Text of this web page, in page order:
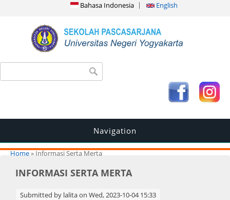
Bahasa Indonesia English
Search form
Navigation
You are here
Home» Informasi Serta Merta
INFORMASI SERTA MERTA
Submitted by lalitaon Wed, 2023-10-04 15:33